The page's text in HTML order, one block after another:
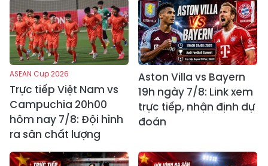
ASEAN Cup 2026
Trực tiếp Việt Nam vs
Campuchia 20h00
hôm nay 7/8: Đội hình
ra sân chất lượng
Aston Villa vs Bayern
19h ngày 7/8: Link xem
trực tiếp, nhận định dự
đoán